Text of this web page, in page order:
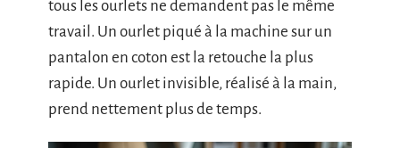
tous les ourlets ne demandent pas le même
travail. Un ourlet piqué à la machine sur un
pantalon en coton est la retouche la plus
rapide. Un ourlet invisible, réalisé à la main,
prend nettement plus de temps.